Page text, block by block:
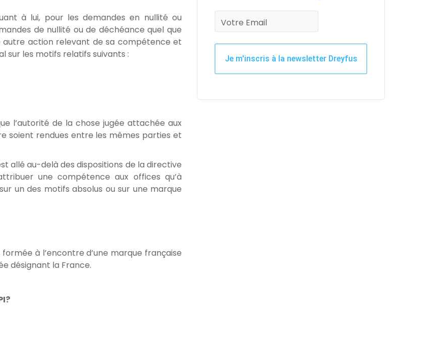
à lui, pour les demandes en nullité ou
de nullité ou de déchéance quel que
action relevant de sa compétence et
sur les motifs relatifs suivants :
l’autorité de la chose jugée attachée aux
soient rendues entre les mêmes parties et
allé au-delà des dispositions de la directive
une compétence aux offices qu’à
un des motifs absolus ou sur une marque
à l’encontre d’une marque française
désignant la France.
Votre Email
Je m'inscris à la newsletter Dreyfus